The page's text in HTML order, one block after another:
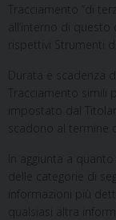
Tracciamento “di
all’interno di
rispettivi Strumenti
Durata e scadenza
Tracciamento simili
impostato dal
scadono al termine
In aggiunta a
delle categorie di
informazioni più
qualsiasi altra